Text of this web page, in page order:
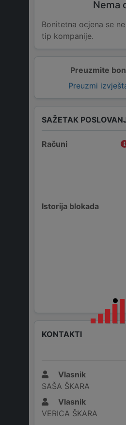
Preuzmite
Preuzmi
Nema
Bonitetna ocjena se
tip kompanije.
SAŽETAK
Računi
Istorija blokada
KONTAKTI
Vlasnik
SAŠA ŠKARA
Vlasnik
VERICA ŠKARA